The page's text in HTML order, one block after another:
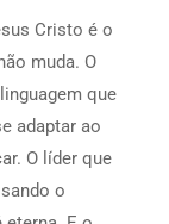
Cristo é o
muda. O
que
adaptar ao
O líder que
o